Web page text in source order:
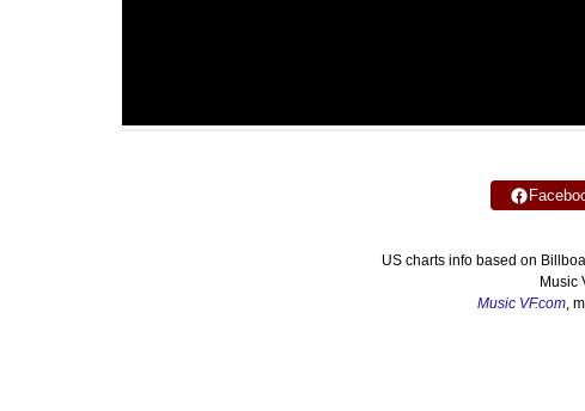
US charts info based on
Music
Music VF.com,